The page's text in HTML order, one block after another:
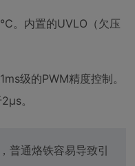
。内置的UVLO（欠压
级的PWM精度控制。
。
普通烙铁容易导致引